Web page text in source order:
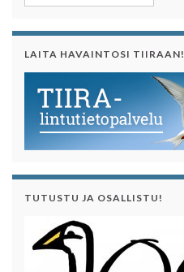
LAITA HAVAINTOSI TIIRAAN!
TUTUSTU JA OSALLISTU!